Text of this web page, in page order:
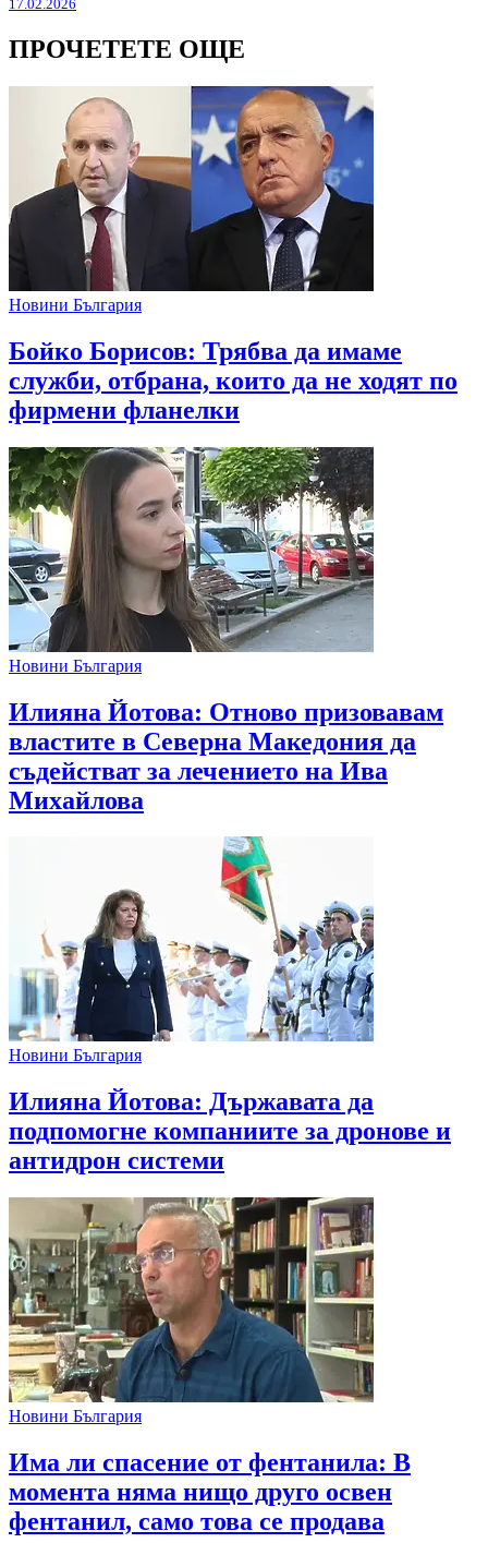
17.02.2026
ПРОЧЕТЕТЕ ОЩЕ
Новини България
Бойко Борисов: Трябва да имаме
служби, отбрана, които да не ходят по
фирмени фланелки
Новини България
Илияна Йотова: Отново призовавам
властите в Северна Македония да
съдействат за лечението на Ива
Михайлова
Новини България
Илияна Йотова: Държавата да
подпомогне компаниите за дронове и
антидрон системи
Новини България
Има ли спасение от фентанила: В
момента няма нищо друго освен
фентанил, само това се продава